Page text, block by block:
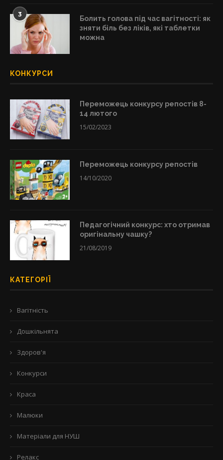
3
Болить голова під час вагітності: як
зняти біль без ліків, які таблетки
можна
КОНКУРСИ
Переможець конкурсу репостів 8-
14 лютого
15/02/2023
Переможець конкурсу репостів
14/10/2020
Педагогічний конкурс: хто отримав
оригінальну чашку?
21/08/2019
КАТЕГОРІЇ
Вагітність
Дошкільнята
Здоров'я
Конкурси
Краса
Малюки
Матеріали для НУШ
Релакс